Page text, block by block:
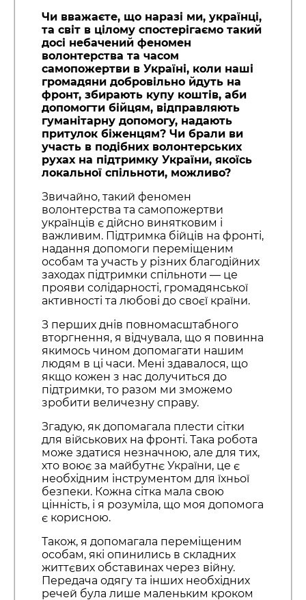
Чи вважаєте, що наразі ми, українці,
та світ в цілому спостерігаємо такий
досі небачений феномен
волонтерства та часом
самопожертви в Україні, коли наші
громадяни добровільно йдуть на
фронт, збирають купу коштів, аби
допомогти бійцям, відправляють
гуманітарну допомогу, надають
притулок біженцям? Чи брали ви
участь в подібних волонтерських
рухах на підтримку України, якоїсь
локальної спільноти, можливо?
Звичайно, такий феномен
волонтерства та самопожертви
українців є дійсно винятковим і
важливим. Підтримка бійців на фронті,
надання допомоги переміщеним
особам та участь у різних благодійних
заходах підтримки спільноти — це
прояви солідарності, громадянської
активності та любові до своєї країни.
З перших днів повномасштабного
вторгнення, я відчувала, що я повинна
якимось чином допомагати нашим
людям в ці часи. Мені здавалося, що
якщо кожен з нас долучиться до
підтримки, то разом ми зможемо
зробити величезну справу.
Згадую, як допомагала плести сітки
для військових на фронті. Така робота
може здатися незначною, але для тих,
хто воює за майбутнє України, це є
необхідним інструментом для їхньої
безпеки. Кожна сітка мала свою
цінність, і я розуміла, що моя допомога
є корисною.
Також, я допомагала переміщеним
особам, які опинились в складних
життєвих обставинах через війну.
Передача одягу та інших необхідних
речей була лише маленьким кроком